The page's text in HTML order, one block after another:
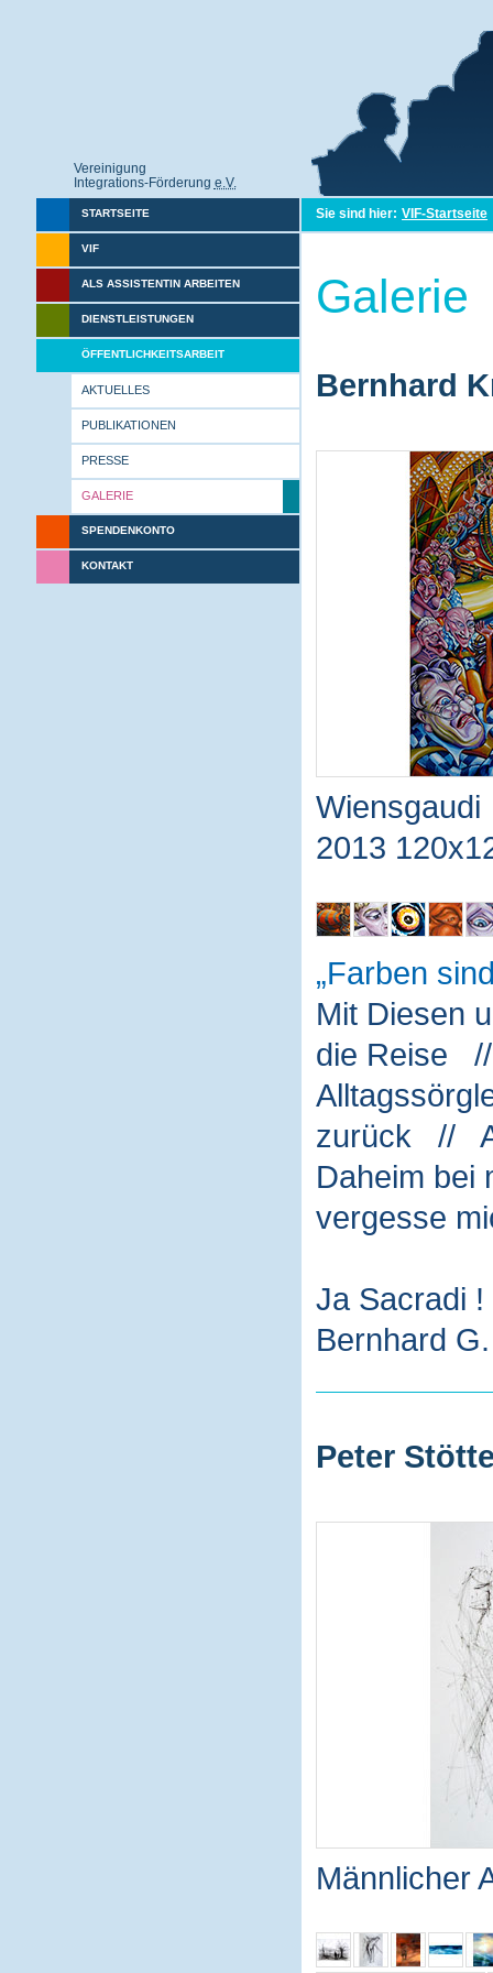
Vereinigung
Integrations-Förderung e.V.
STARTSEITE
VIF
ALS ASSISTENTIN ARBEITEN
DIENSTLEISTUNGEN
ÖFFENTLICHKEITSARBEIT
AKTUELLES
PUBLIKATIONEN
PRESSE
GALERIE
SPENDENKONTO
KONTAKT
Sie sind hier: VIF-Startseite
Galerie
Bernhard
Wiensgaudi
2013
Farben
Mit Diesen
die Reise
zurück //
Daheim
vergesse
Ja Sacradi
Bernhard
Peter
Männlicher